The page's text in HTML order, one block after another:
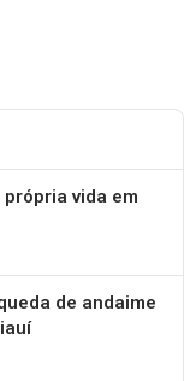
vida em
de andaime